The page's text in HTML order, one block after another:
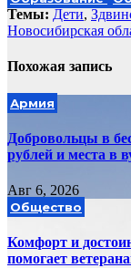
Темы: Дети,
Новосибирская
Похожая запись
Армия
Добровольцы в
рублей и места в
Авг 6, 2026
Общество
Комфорт и
помогает